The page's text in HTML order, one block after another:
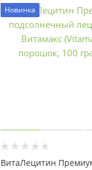
Новинка
ВитаЛецитин